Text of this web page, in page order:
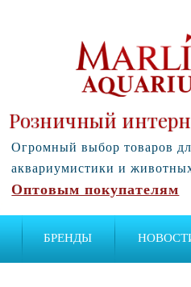
Розничный
Огромный выбор товаров
аквариумистики и
Оптовым покупателям
БРЕНДЫ